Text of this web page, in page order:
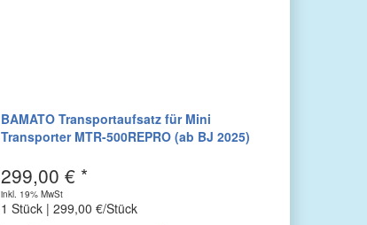
BAMATO Transportaufsatz für Mini
Transporter MTR-500REPRO (ab BJ 2025)
299,00 € *
inkl. 19% MwSt
1 Stück | 299,00 €/Stück